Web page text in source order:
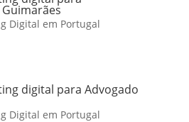
Digital em Portugal
digital para Advogado
Digital em Portugal